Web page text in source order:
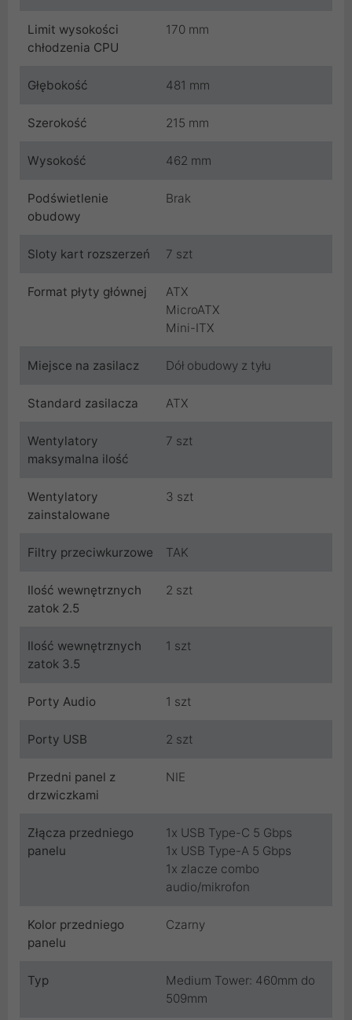
Limit wysokości
chłodzenia CPU
170 mm
Głębokość 481 mm
Szerokość 215 mm
Wysokość 462 mm
Podświetlenie
obudowy
Brak
Sloty kart rozszerzeń 7 szt
Format płyty głównej
ATX
MicroATX
Mini-ITX
Miejsce na zasilacz Dół obudowy z tyłu
Standard zasilacza ATX
Wentylatory
maksymalna ilość
7 szt
Wentylatory
zainstalowane
3 szt
Filtry przeciwkurzowe TAK
Ilość wewnętrznych
zatok 2.5
2 szt
Ilość wewnętrznych
zatok 3.5
1 szt
Porty Audio 1 szt
Porty USB 2 szt
Przedni panel z
drzwiczkami
NIE
Złącza przedniego
panelu
1x USB Type-C 5 Gbps
1x USB Type-A 5 Gbps
1x zlacze combo
audio/mikrofon
Kolor przedniego
panelu
Czarny
Typ
Medium Tower: 460mm do
509mm